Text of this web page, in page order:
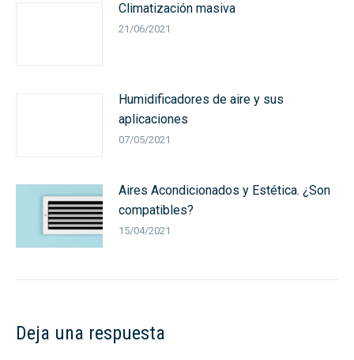
Climatización masiva
21/06/2021
Humidificadores de aire y sus
aplicaciones
07/05/2021
Aires Acondicionados y Estética. ¿Son
compatibles?
15/04/2021
Deja una respuesta